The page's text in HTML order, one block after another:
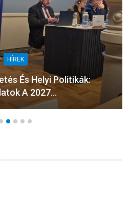
HÍREK
És Helyi Politikák:
A 2027…